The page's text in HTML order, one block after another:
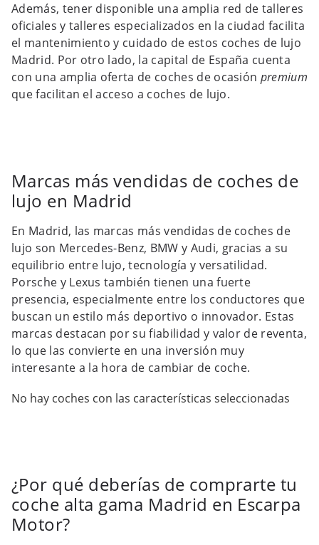
Además, tener disponible una amplia red de talleres
oficiales y talleres especializados en la ciudad facilita
el mantenimiento y cuidado de estos coches de lujo
Madrid. Por otro lado, la capital de España cuenta
con una amplia oferta de coches de ocasión premium
que facilitan el acceso a coches de lujo.
Marcas más vendidas de coches de
lujo en Madrid
En Madrid, las marcas más vendidas de coches de
lujo son Mercedes-Benz, BMW y Audi, gracias a su
equilibrio entre lujo, tecnología y versatilidad.
Porsche y Lexus también tienen una fuerte
presencia, especialmente entre los conductores que
buscan un estilo más deportivo o innovador. Estas
marcas destacan por su fiabilidad y valor de reventa,
lo que las convierte en una inversión muy
interesante a la hora de cambiar de coche.
No hay coches con las características seleccionadas
¿Por qué deberías de comprarte tu
coche alta gama Madrid en Escarpa
Motor?